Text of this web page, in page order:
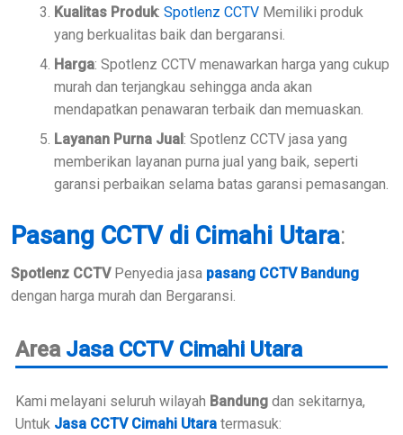
Kualitas Produk: Spotlenz CCTV Memiliki produk
yang berkualitas baik dan bergaransi.
Harga: Spotlenz CCTV menawarkan harga yang cukup
murah dan terjangkau sehingga anda akan
mendapatkan penawaran terbaik dan memuaskan.
Layanan Purna Jual: Spotlenz CCTV jasa yang
memberikan layanan purna jual yang baik, seperti
garansi perbaikan selama batas garansi pemasangan.
Pasang CCTV di Cimahi Utara:
Spotlenz CCTVPenyedia jasa pasang CCTV Bandung
dengan harga murah dan Bergaransi.
Area Jasa CCTV Cimahi Utara
Kami melayani seluruh wilayah Bandung dan sekitarnya,
Untuk Jasa CCTV Cimahi Utara termasuk: